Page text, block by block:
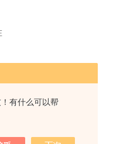
有什么可以帮
！